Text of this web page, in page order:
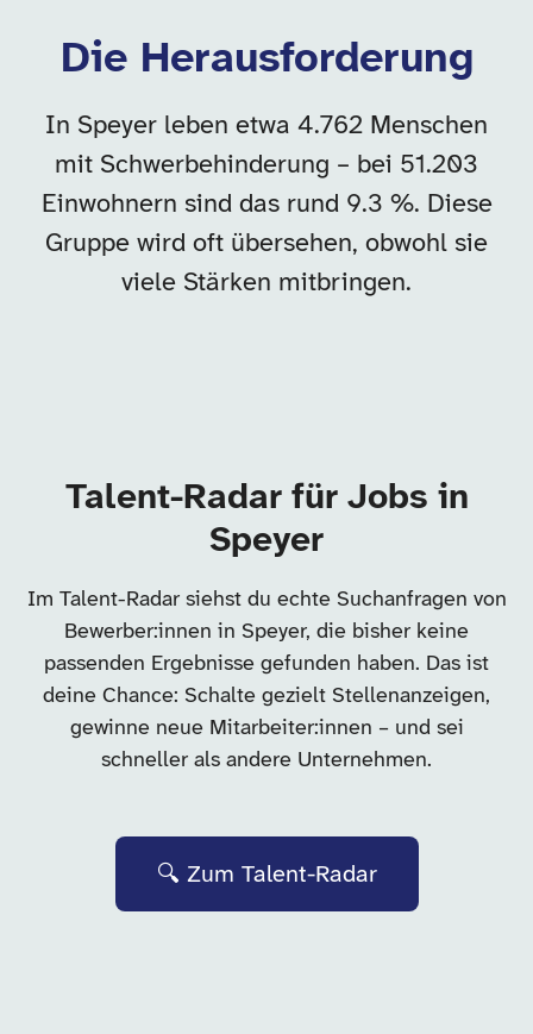
Die Herausforderung
In Speyer leben etwa 4.762 Menschen
mit Schwerbehinderung – bei 51.203
Einwohnern sind das rund 9.3 %. Diese
Gruppe wird oft übersehen, obwohl sie
viele Stärken mitbringen.
Talent-Radar für Jobs in
Speyer
Im Talent-Radar siehst du echte Suchanfragen von
Bewerber:innen in Speyer, die bisher keine
passenden Ergebnisse gefunden haben. Das ist
deine Chance: Schalte gezielt Stellenanzeigen,
gewinne neue Mitarbeiter:innen – und sei
schneller als andere Unternehmen.
🔍 Zum Talent-Radar